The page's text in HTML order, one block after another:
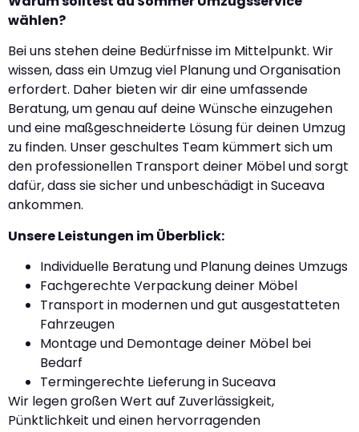
wählen?
Bei uns stehen deine Bedürfnisse im Mittelpunkt. Wir
wissen, dass ein Umzug viel Planung und Organisation
erfordert. Daher bieten wir dir eine umfassende
Beratung, um genau auf deine Wünsche einzugehen
und eine maßgeschneiderte Lösung für deinen Umzug
zu finden. Unser geschultes Team kümmert sich um
den professionellen Transport deiner Möbel und sorgt
dafür, dass sie sicher und unbeschädigt in Suceava
ankommen.
Unsere Leistungen im Überblick:
Individuelle Beratung und Planung deines Umzugs
Fachgerechte Verpackung deiner Möbel
Transport in modernen und gut ausgestatteten
Fahrzeugen
Montage und Demontage deiner Möbel bei
Bedarf
Termingerechte Lieferung in Suceava
Wir legen großen Wert auf Zuverlässigkeit,
Pünktlichkeit und einen hervorragenden